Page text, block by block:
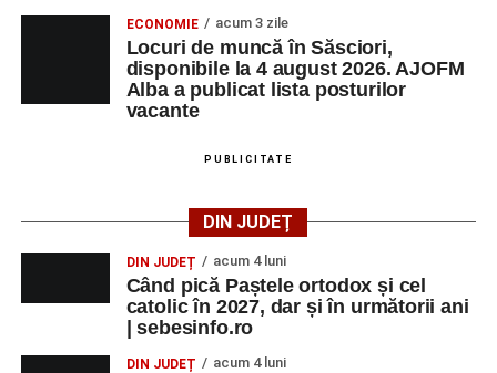
ECONOMIE acum 3 zile
Locuri de muncă în Săsciori,
disponibile la 4 august 2026. AJOFM
Alba a publicat lista posturilor
vacante
PUBLICITATE
DIN JUDEȚ
DIN JUDEȚ acum 4 luni
Când pică Paștele ortodox și cel
catolic în 2027, dar și în următorii ani
| sebesinfo.ro
DIN JUDEȚ acum 4 luni